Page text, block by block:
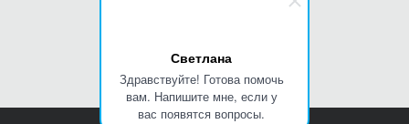
Светлана
Здравствуйте! Готова помочь
вам. Напишите мне, если у
вас появятся вопросы.